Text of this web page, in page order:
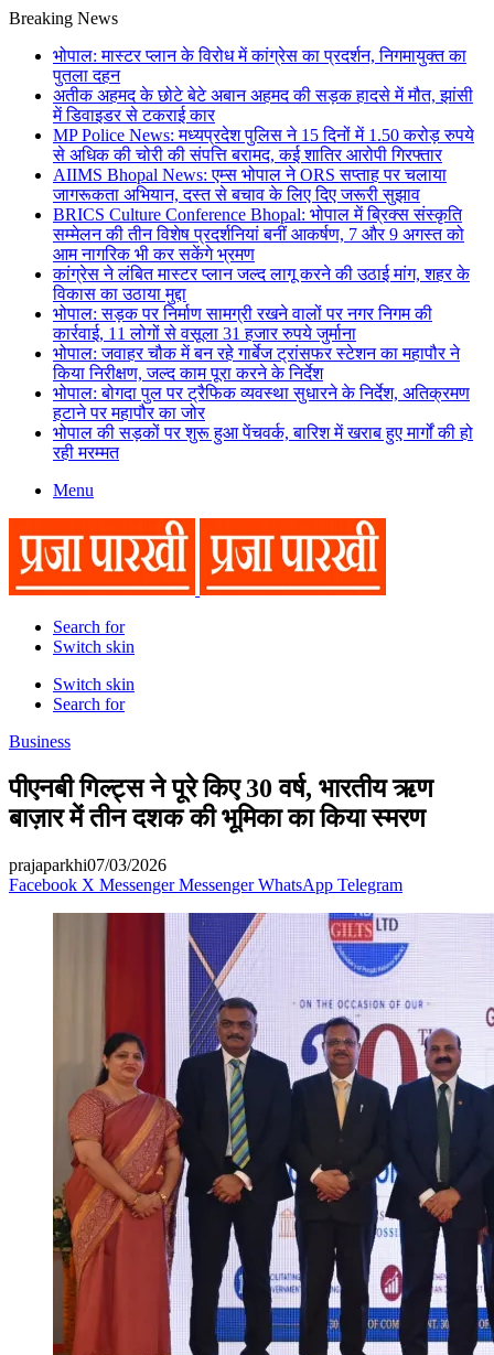
Breaking News
भोपाल: मास्टर प्लान के विरोध में कांग्रेस का प्रदर्शन, निगमायुक्त का
पुतला दहन
अतीक अहमद के छोटे बेटे अबान अहमद की सड़क हादसे में मौत, झांसी
में डिवाइडर से टकराई कार
MP Police News: मध्यप्रदेश पुलिस ने 15 दिनों में 1.50 करोड़ रुपये
से अधिक की चोरी की संपत्ति बरामद, कई शातिर आरोपी गिरफ्तार
AIIMS Bhopal News: एम्स भोपाल ने ORS सप्ताह पर चलाया
जागरूकता अभियान, दस्त से बचाव के लिए दिए जरूरी सुझाव
BRICS Culture Conference Bhopal: भोपाल में ब्रिक्स संस्कृति
सम्मेलन की तीन विशेष प्रदर्शनियां बनीं आकर्षण, 7 और 9 अगस्त को
आम नागरिक भी कर सकेंगे भ्रमण
कांग्रेस ने लंबित मास्टर प्लान जल्द लागू करने की उठाई मांग, शहर के
विकास का उठाया मुद्दा
भोपाल: सड़क पर निर्माण सामग्री रखने वालों पर नगर निगम की
कार्रवाई, 11 लोगों से वसूला 31 हजार रुपये जुर्माना
भोपाल: जवाहर चौक में बन रहे गार्बेज ट्रांसफर स्टेशन का महापौर ने
किया निरीक्षण, जल्द काम पूरा करने के निर्देश
भोपाल: बोगदा पुल पर ट्रैफिक व्यवस्था सुधारने के निर्देश, अतिक्रमण
हटाने पर महापौर का जोर
भोपाल की सड़कों पर शुरू हुआ पेंचवर्क, बारिश में खराब हुए मार्गों की हो
रही मरम्मत
Menu
Search for
Switch skin
Switch skin
Search for
Business
पीएनबी गिल्ट्स ने पूरे किए 30 वर्ष, भारतीय ऋण
बाज़ार में तीन दशक की भूमिका का किया स्मरण
prajaparkhi07/03/2026
Facebook X Messenger Messenger WhatsApp Telegram